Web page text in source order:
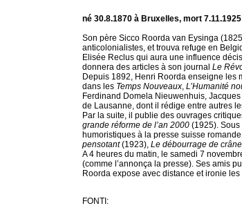
né 30.8.1870 à Bruxelles, mort
Son père Sicco Roorda van Eysinga
anticolonialistes, et trouva refuge en
Elisée Reclus qui aura une influence
donnera des articles à son journal Le
Depuis 1892, Henri Roorda enseigne les
dans les Temps Nouveaux, L’Humanité
Ferdinand Domela Nieuwenhuis,
de Lausanne, dont il rédige entre autres
Par la suite, il publie des ouvrages
grande réforme de l’an 2000 (1925).
humoristiques à la presse suisse
pensotant(1923), Le débourrage de
A 4 heures du matin, le samedi 7
(comme l’annonça la presse). Ses amis
Roorda expose avec distance et ironie
FONTI: